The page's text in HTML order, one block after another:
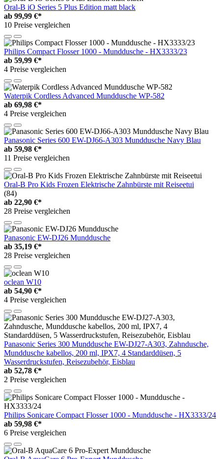
Oral-B iO Series 5 Plus Edition matt black
ab 99,99 €*
10 Preise vergleichen
Philips Compact Flosser 1000 - Munddusche - HX3333/23
ab 59,99 €*
4 Preise vergleichen
Waterpik Cordless Advanced Munddusche WP-582
ab 69,98 €*
4 Preise vergleichen
Panasonic Series 600 EW-DJ66-A303 Munddusche Navy Blau
ab 59,98 €*
11 Preise vergleichen
Oral-B Pro Kids Frozen Elektrische Zahnbürste mit Reiseetui
(84)
ab 22,90 €*
28 Preise vergleichen
Panasonic EW-DJ26 Munddusche
ab 35,19 €*
28 Preise vergleichen
oclean W10
ab 54,90 €*
4 Preise vergleichen
Panasonic Series 300 Munddusche EW-DJ27-A303, Zahndusche,
Munddusche kabellos, 200 ml, IPX7, 4 Standarddüsen, 5
Wasserdruckstufen, Reisezubehör, Eisblau
ab 52,78 €*
2 Preise vergleichen
Philips Sonicare Compact Flosser 1000 - Munddusche - HX3333/24
ab 59,98 €*
6 Preise vergleichen